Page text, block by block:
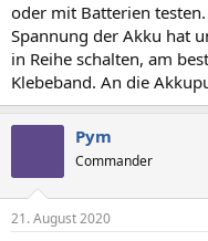
oder mit Batterien
Spannung der Akku hat
in Reihe schalten, am
Klebeband. An die
Pym
Commander
21. August 2020